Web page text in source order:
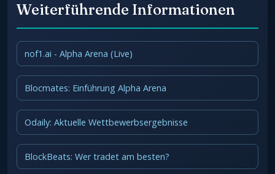
Weiterführende Informationen
nof1.ai - Alpha Arena (Live)
Blocmates: Einführung Alpha Arena
Odaily: Aktuelle Wettbewerbsergebnisse
BlockBeats: Wer tradet am besten?